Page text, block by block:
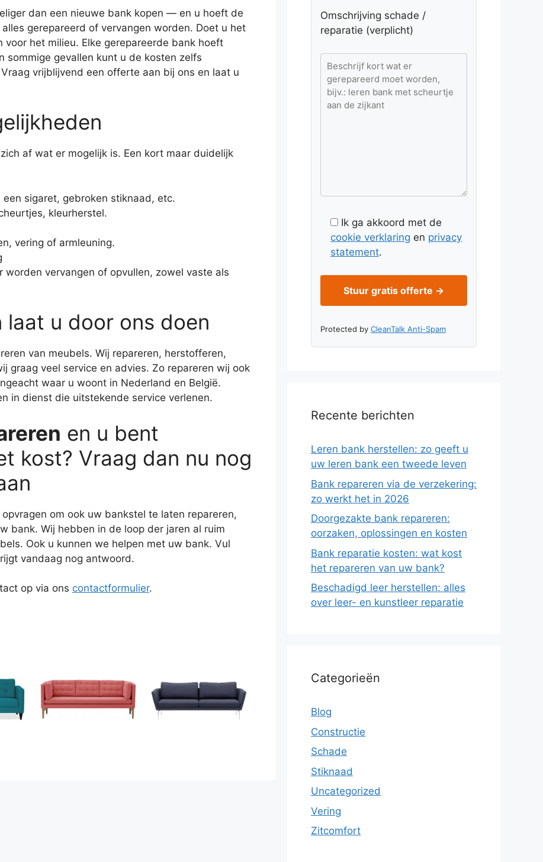
dan een nieuwe bank kopen — en u hoeft de
gerepareerd of vervangen worden. Doet u het
het milieu. Elke gerepareerde bank hoeft
sommige gevallen kunt u de kosten zelfs
vrijblijvend een offerte aan bij ons en laat u
af wat er mogelijk is. Een kort maar duidelijk
een sigaret, gebroken stiknaad, etc.
kleurherstel.
vering of armleuning.
worden vervangen of opvullen, zowel vaste als
laat u door ons doen
van meubels. Wij repareren, herstofferen,
graag veel service en advies. Zo repareren wij ook
waar u woont in Nederland en België.
in dienst die uitstekende service verlenen.
en u bent
kost? Vraag dan nu nog
om ook uw bankstel te laten repareren,
bank. Wij hebben in de loop der jaren al ruim
Ook u kunnen we helpen met uw bank. Vul
vandaag nog antwoord.
op via ons contactformulier.
Omschrijving schade /
reparatie (verplicht)
Ik ga akkoord met de
cookie verklaring en privacy
statement.
Protected by CleanTalk Anti-Spam
Recente berichten
Leren bank herstellen: zo geeft u
uw leren bank een tweede leven
Bank repareren via de verzekering:
zo werkt het in 2026
Doorgezakte bank repareren:
oorzaken, oplossingen en kosten
Bank reparatie kosten: wat kost
het repareren van uw bank?
Beschadigd leer herstellen: alles
over leer- en kunstleer reparatie
Categorieën
Blog
Constructie
Schade
Stiknaad
Uncategorized
Vering
Zitcomfort